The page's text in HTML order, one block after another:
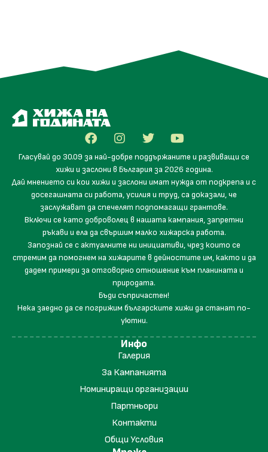
Гласувай до 30.09 за най-добре поддържаните и развиващи се
хижи и заслони в България за 2026 година.
Дай мнението си кои хижи и заслони имат нужда от подкрепа и с
досегашната си работа, усилия и труд, са доказали, че
заслужават да спечелят подпомагащи грантове.
Включи се като доброволец в нашата кампания, запретни
ръкави и ела да свършим малко хижарска работа.
Запознай се с актуалните ни инициативи, чрез които се
стремим да помогнем на хижарите в дейностите им, както и да
дадем примери за отговорно отношение към планината и
природата.
Бъди съпричастен!
Нека заедно да се погрижим българските хижи да станат по-
уютни.
Инфо
Галерия
За Кампанията
Номиниращи организации
Партньори
Контакти
Общи Условия